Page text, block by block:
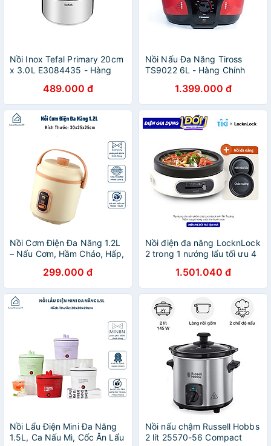
Nồi Inox Tefal Primary 20cm
x 3.0L E3084435 - Hàng
489.000 đ
Nồi Nấu Đa Năng Tiross
TS9022 6L - Hàng Chính
1.399.000 đ
Nồi Cơm Điện Đa Năng 1.2L
– Nấu Cơm, Hầm Cháo, Hấp,
HÀNG CHÍNH HÃNG MINIIN
299.000 đ
Nồi điện đa năng LocknLock
2 trong 1 nướng lẩu tối ưu 4
EJP544WHT - Hàng chính
hãng
1.501.040 đ
Nồi Lẩu Điện Mini Đa Năng
1.5L, Ca Nấu Mì, Cốc Ăn Lẩu
Nồi nấu chậm Russell Hobbs
2 lít 25570-56 Compact